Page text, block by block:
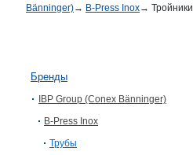
Bänninger)→ B-Press Inox→ Тройники
Бренды
IBP Group (Conex Bänninger)
B-Press Inox
Трубы